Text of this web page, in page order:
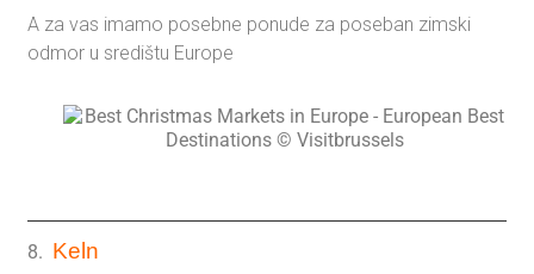
A za vas imamo posebne ponude za poseban zimski
odmor u središtu Europe
8. Keln